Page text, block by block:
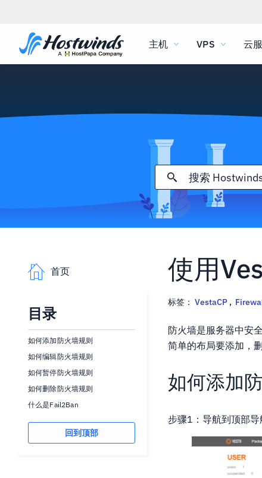
主机 VPS 云
首页
目录
如何添加防火墙规则
如何编辑防火墙规则
如何暂停防火墙规则
如何删除防火墙规则
什么是Fail2Ban
回到顶部
使用
标签： VestaCP ,
防火墙是服务器中安
简单的布局要添加，
如何添加
步骤1：导航到顶部导